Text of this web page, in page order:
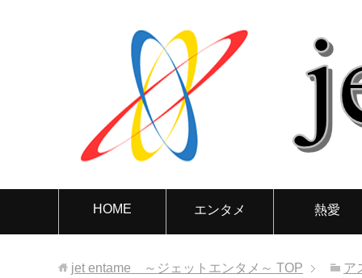
HOME エンタメ 熱愛
jet entame ～ジェットエンタメ～ TOP ア